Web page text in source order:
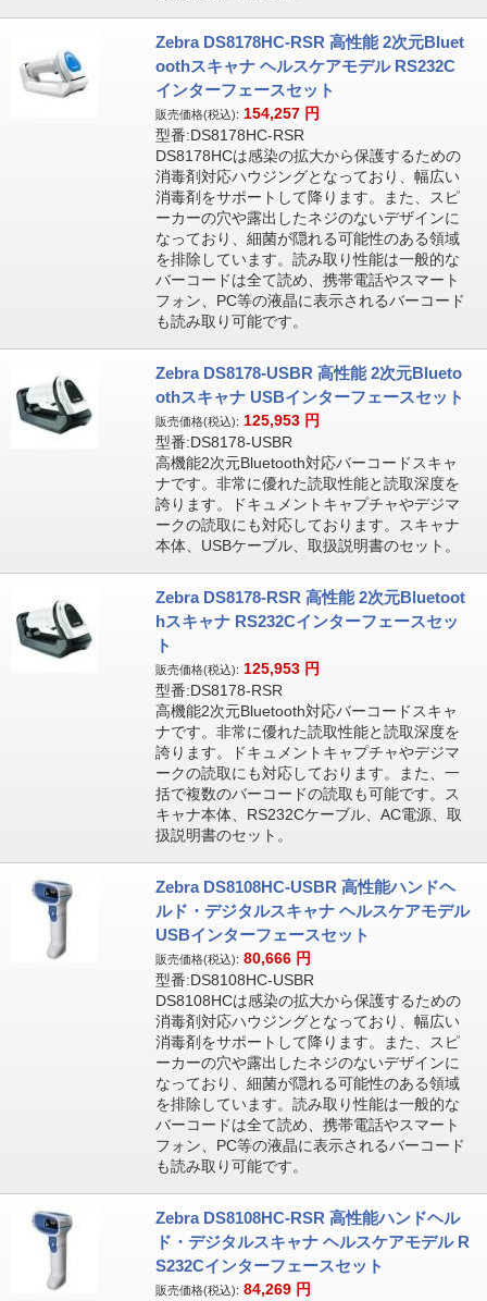
Zebra DS8178HC-RSR 高性能 2次元Bluet
oothスキャナ ヘルスケアモデル RS232C
インターフェースセット
販売価格(税込): 154,257 円
型番:DS8178HC-RSR
DS8178HCは感染の拡大から保護するための
消毒剤対応ハウジングとなっており、幅広い
消毒剤をサポートして降ります。また、スピ
ーカーの穴や露出したネジのないデザインに
なっており、細菌が隠れる可能性のある領域
を排除しています。読み取り性能は一般的な
バーコードは全て読め、携帯電話やスマート
フォン、PC等の液晶に表示されるバーコード
も読み取り可能です。
Zebra DS8178-USBR 高性能 2次元Blueto
othスキャナ USBインターフェースセット
販売価格(税込): 125,953 円
型番:DS8178-USBR
高機能2次元Bluetooth対応バーコードスキャ
ナです。非常に優れた読取性能と読取深度を
誇ります。ドキュメントキャプチャやデジマ
ークの読取にも対応しております。スキャナ
本体、USBケーブル、取扱説明書のセット。
Zebra DS8178-RSR 高性能 2次元Bluetoot
hスキャナ RS232Cインターフェースセッ
ト
販売価格(税込): 125,953 円
型番:DS8178-RSR
高機能2次元Bluetooth対応バーコードスキャ
ナです。非常に優れた読取性能と読取深度を
誇ります。ドキュメントキャプチャやデジマ
ークの読取にも対応しております。また、一
括で複数のバーコードの読取も可能です。ス
キャナ本体、RS232Cケーブル、AC電源、取
扱説明書のセット。
Zebra DS8108HC-USBR 高性能ハンドヘ
ルド・デジタルスキャナ ヘルスケアモデル
USBインターフェースセット
販売価格(税込): 80,666 円
型番:DS8108HC-USBR
DS8108HCは感染の拡大から保護するための
消毒剤対応ハウジングとなっており、幅広い
消毒剤をサポートして降ります。また、スピ
ーカーの穴や露出したネジのないデザインに
なっており、細菌が隠れる可能性のある領域
を排除しています。読み取り性能は一般的な
バーコードは全て読め、携帯電話やスマート
フォン、PC等の液晶に表示されるバーコード
も読み取り可能です。
Zebra DS8108HC-RSR 高性能ハンドヘル
ド・デジタルスキャナ ヘルスケアモデル R
S232Cインターフェースセット
販売価格(税込): 84,269 円